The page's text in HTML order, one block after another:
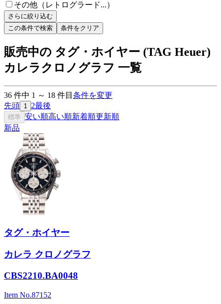
その他（レトログラード...）
さらに絞り込む
この条件で検索
条件をクリア
販売中の タグ・ホイヤー (TAG Heuer)
カレラクロノグラフ 一覧
36 件中 1 ～ 18 件目 条件を変更
先頭 1 2最後
標準 安い順高い順新着順更新順
新品
タグ・ホイヤー
カレラ クロノグラフ
CBS2210.BA0048
Item No.87152